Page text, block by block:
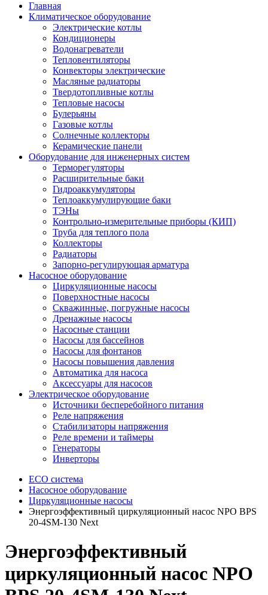
Главная
Климатическое оборудование
Электрические котлы
Кондиционеры
Водонагреватели
Тепловентиляторы
Конвекторы электрические
Масляные радиаторы
Твердотопливные котлы
Тепловые насосы
Булерьяны
Газовые котлы
Солнечные коллекторы
Керамические панели
Оборудование для инженерных систем
Терморегуляторы
Расширительные баки
Гидроаккумуляторы
Теплоаккумулирующие баки
ТЭНы
Контрольно-измерительные приборы (КИП)
Труба для теплого пола
Коллекторы
Радиаторы
Запорно-регулирующая арматура
Насосное оборудование
Циркуляционные насосы
Поверхностные насосы
Скважинные, погружные насосы
Дренажные насосы
Насосные станции
Насосы для бассейнов
Насосы для фонтанов
Насосы повышения давления
Автоматика для насоса
Аксессуары для насосов
Электрическое оборудование
Источники бесперебойного питания
Реле напряжения
Стабилизаторы напряжения
Реле времени и таймеры
Генераторы
Инверторы
ECO система
Насосное оборудование
Циркуляционные насосы
Энергоэффективный циркуляционный насос NPO BPS
20-4SM-130 Next
Энергоэффективный
циркуляционный насос NPO